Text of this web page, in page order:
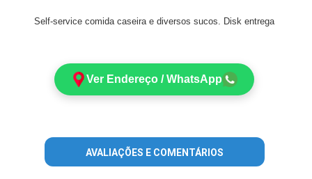
Self-service comida caseira e diversos sucos. Disk entrega
Ver Endereço / WhatsApp
AVALIAÇÕES E COMENTÁRIOS